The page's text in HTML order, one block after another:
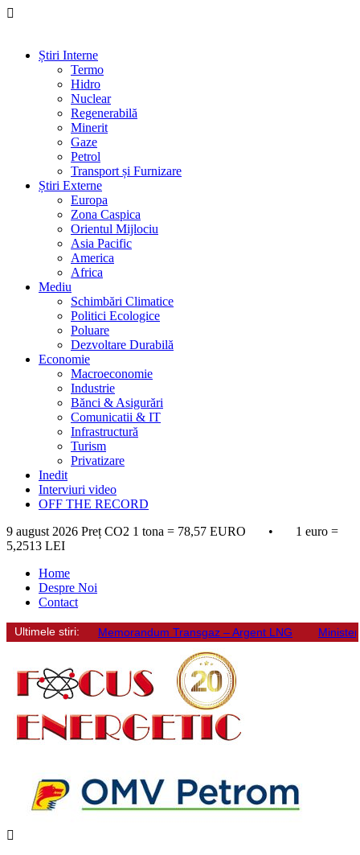
Știri Interne
Termo
Hidro
Nuclear
Regenerabilă
Minerit
Gaze
Petrol
Transport și Furnizare
Știri Externe
Europa
Zona Caspica
Orientul Mijlociu
Asia Pacific
America
Africa
Mediu
Schimbări Climatice
Politici Ecologice
Poluare
Dezvoltare Durabilă
Economie
Macroeconomie
Industrie
Bănci & Asigurări
Comunicatii & IT
Infrastructură
Turism
Privatizare
Inedit
Interviuri video
OFF THE RECORD
9 august 2026 Preț CO2 1 tona = 78,57 EURO • 1 euro =
5,2513 LEI
Home
Despre Noi
Contact
Ultimele stiri: Memorandum Transgaz – Argent LNG